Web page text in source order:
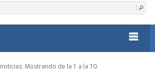
Mostrando de la 1 a la 10.